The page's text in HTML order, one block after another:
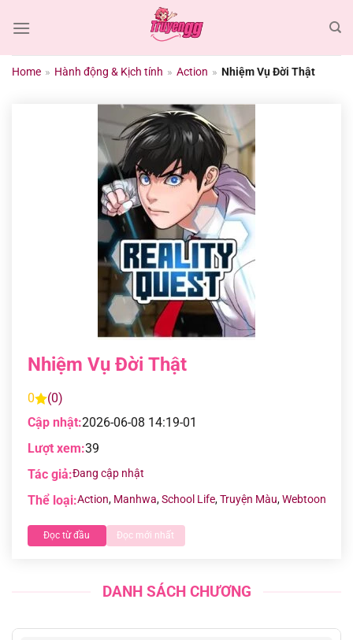
đến
dungHome » Hành động & Kịch tính » Action » Nhiệm Vụ Đời Thật
Nhiệm Vụ Đời Thật
0
(0)
Cập nhật:2026-06-08 14:19-01
Lượt xem:39
Tác giả:Đang cập nhật
Thể loại:Action, Manhwa,School Life,Truyện Màu,Webtoon
Đọc từ đầu Đọc mới nhất
DANH SÁCH CHƯƠNG